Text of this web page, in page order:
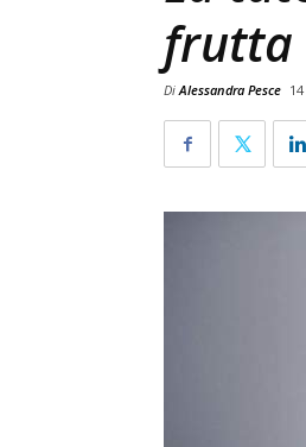
frutta
DiAlessandra Pesce